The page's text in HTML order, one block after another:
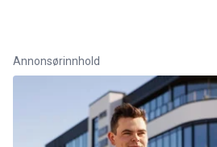
Annonsørinnhold